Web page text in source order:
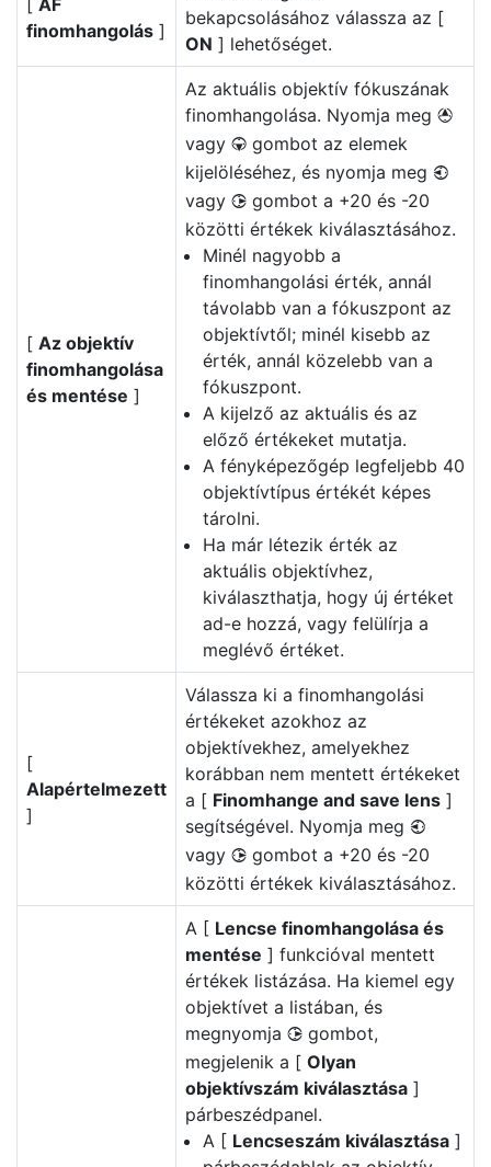
[ AF
finomhangolás ]
bekapcsolásához válassza az [
ON ] lehetőséget.
[ Az objektív
finomhangolása
és mentése ]
Az aktuális objektív fókuszának
finomhangolása. Nyomja meg 1
vagy 3 gombot az elemek
kijelöléséhez, és nyomja meg 4
vagy 2 gombot a +20 és -20
közötti értékek kiválasztásához.
Minél nagyobb a
finomhangolási érték, annál
távolabb van a fókuszpont az
objektívtől; minél kisebb az
érték, annál közelebb van a
fókuszpont.
A kijelző az aktuális és az
előző értékeket mutatja.
A fényképezőgép legfeljebb 40
objektívtípus értékét képes
tárolni.
Ha már létezik érték az
aktuális objektívhez,
kiválaszthatja, hogy új értéket
ad-e hozzá, vagy felülírja a
meglévő értéket.
[
Alapértelmezett
]
Válassza ki a finomhangolási
értékeket azokhoz az
objektívekhez, amelyekhez
korábban nem mentett értékeket
a [ Finomhange and save lens ]
segítségével. Nyomja meg 4
vagy 2 gombot a +20 és -20
közötti értékek kiválasztásához.
A [ Lencse finomhangolása és
mentése ] funkcióval mentett
értékek listázása. Ha kiemel egy
objektívet a listában, és
megnyomja 2 gombot,
megjelenik a [ Olyan
objektívszám kiválasztása ]
párbeszédpanel.
A [ Lencseszám kiválasztása ]